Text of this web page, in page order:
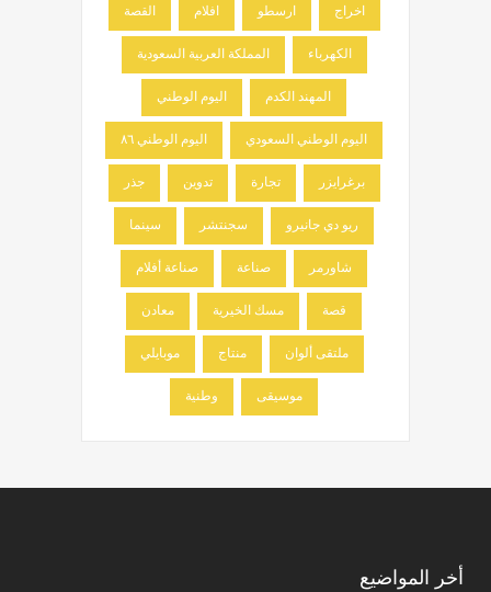
اخراج ارسطو افلام القصة
الكهرباء المملكة العربية السعودية
المهند الكدم اليوم الوطني
اليوم الوطني السعودي اليوم الوطني ٨٦
برغرايزر تجارة تدوين جذر
ريو دي جانيرو سجنتشر سينما
شاورمر صناعة صناعة أفلام
قصة مسك الخيرية معادن
ملتقى ألوان منتاج موبايلي
موسيقى وطنية
أخر المواضيع